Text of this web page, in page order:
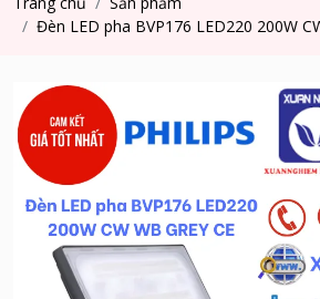
Đèn LED pha BVP176 LED220 200W